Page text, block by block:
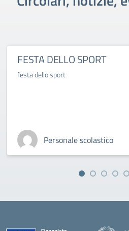
FESTA DELLO SPORT
festa dello sport
Personale scolastico